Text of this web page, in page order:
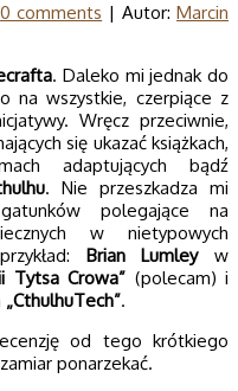
0 comments | Autor:Marcin
. Daleko mi jednak do
na wszystkie, czerpiące z
Wręcz przeciwnie,
się ukazać książkach,
adaptujących bądź
. Nie przeszkadza mi
polegające na
w nietypowych
Brian Lumleyw
Tytsa Crowa” (polecam) i
„CthulhuTech”.
od tego krótkiego
ponarzekać.